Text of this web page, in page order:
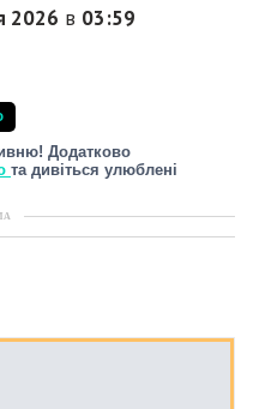
2026 в 03:59
Додатково
та дивіться улюблені